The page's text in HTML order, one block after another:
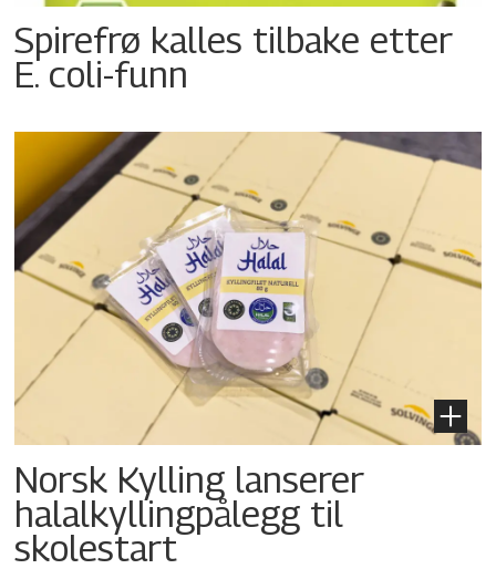
Spirefrø kalles tilbake etter
E. coli-funn
Norsk Kylling lanserer
halalkyllingpålegg til
skolestart